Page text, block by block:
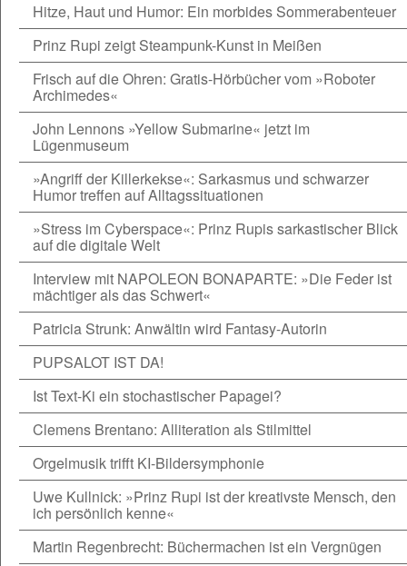
Hitze, Haut und Humor: Ein morbides Sommerabenteuer
Prinz Rupi zeigt Steampunk-Kunst in Meißen
Frisch auf die Ohren: Gratis-Hörbücher vom »Roboter
Archimedes«
John Lennons »Yellow Submarine« jetzt im
Lügenmuseum
»Angriff der Killerkekse«: Sarkasmus und schwarzer
Humor treffen auf Alltagssituationen
»Stress im Cyberspace«: Prinz Rupis sarkastischer Blick
auf die digitale Welt
Interview mit NAPOLEON BONAPARTE: »Die Feder ist
mächtiger als das Schwert«
Patricia Strunk: Anwältin wird Fantasy-Autorin
PUPSALOT IST DA!
Ist Text-Ki ein stochastischer Papagei?
Clemens Brentano: Alliteration als Stilmittel
Orgelmusik trifft KI-Bildersymphonie
Uwe Kullnick: »Prinz Rupi ist der kreativste Mensch, den
ich persönlich kenne«
Martin Regenbrecht: Büchermachen ist ein Vergnügen